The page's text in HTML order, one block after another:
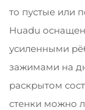
то пустые или
Huadu
усиленными
зажимами на
раскрытом
стенки можно